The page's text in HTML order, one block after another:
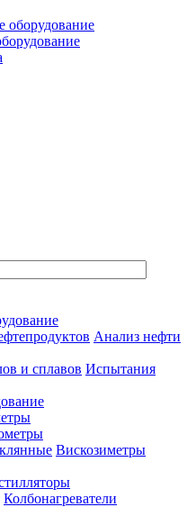
оборудование
Анализ нефти
Испытания
Вискозиметры
Колбонагреватели